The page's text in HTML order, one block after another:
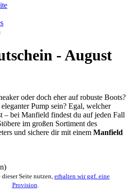
- August
oder doch eher auf robuste Boots?
Pump sein? Egal, welcher
– bei Manfield findest du auf jeden Fall
im großen Sortiment des
und sichere dir mit einem Manfield
Seite nutzen, erhalten wir ggf. eine
Provision